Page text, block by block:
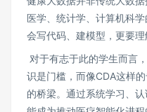
医学、统计学、计算机科
会写代码、建模型，更要理
对于有志于此的学生而言
识是门槛，而像CDA这样
的桥梁。通过系统学习、